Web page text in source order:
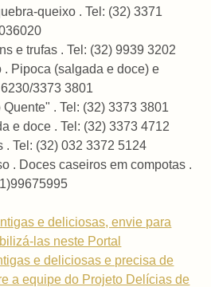
queixo . Tel: (32) 3371
e trufas . Tel: (32) 9939 3202
. Pipoca (salgada e doce) e
3373 3801
. Tel: (32) 3373 3801
e doce . Tel: (32) 3373 4712
. Tel: (32) 032 3372 5124
. Doces caseiros em compotas .
e deliciosas, envie para
las neste Portal
e deliciosas e precisa de
a equipe do Projeto Delícias de